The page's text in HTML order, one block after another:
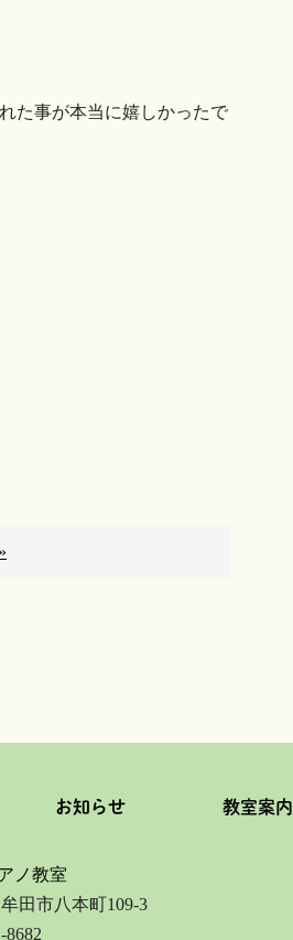
た事が本当に嬉しかったで
お知らせ 教室案内
ノ教室
田市八本町109-3
8682